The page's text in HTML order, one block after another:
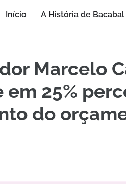
Início A História de Bacabal
Marcelo
25%
do